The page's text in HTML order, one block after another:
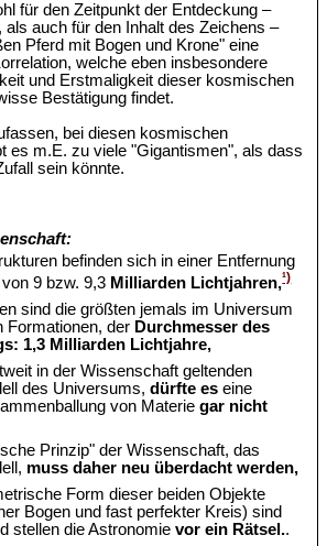
für den Zeitpunkt der Entdeckung –
als auch für den Inhalt des Zeichens –
Pferd mit Bogen und Krone" eine
welche eben insbesondere
und Erstmaligkeit dieser kosmischen
Bestätigung findet.
bei diesen kosmischen
es m.E. zu viele "Gigantismen", als dass
sein könnte.
befinden sich in einer Entfernung
9 bzw. 9,3 Milliarden Lichtjahren,¹)
sind die größten jemals im Universum
Formationen, der Durchmesser des
1,3 Milliarden Lichtjahre,
in der Wissenschaft geltenden
des Universums,dürfte eseine
von Materiegar nicht
Prinzip" der Wissenschaft, das
muss daher neu überdacht werden,
Form dieser beiden Objekte
Bogen und fast perfekter Kreis) sind
stellen die Astronomievor ein Rätsel..